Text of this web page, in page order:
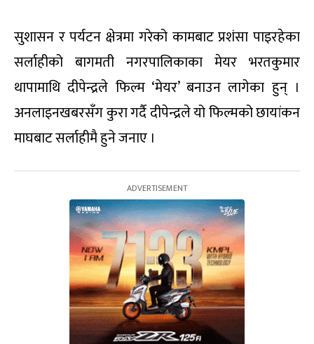
सुशासन र पर्यटन क्षेत्रमा गरेको कामबाट प्रशंसा पाइरहेका
सर्लाहीको बागमती नगरपालिकाका मेयर भरतकुमार
थापामाथि दीपेन्द्रले फिल्म ‘मेयर’ बनाउन लागेका हुन् ।
अनलाइनखबरसँग कुरा गर्दै दीपेन्द्रले यो फिल्मको छायांकन
माघबाट सर्लाहीमै हुने जनाए ।